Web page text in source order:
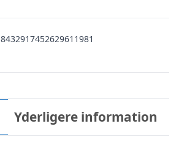
8432917452629611981
Yderligere information